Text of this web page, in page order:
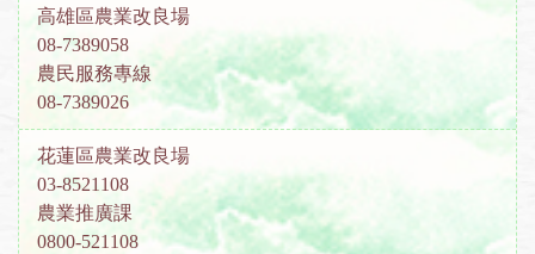
高雄區農業改良場
08-7389058
農民服務專線
08-7389026
花蓮區農業改良場
03-8521108
農業推廣課
0800-521108